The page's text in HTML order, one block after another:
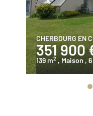
CHERBOURG EN
351 900
139 m2 , Maison ,